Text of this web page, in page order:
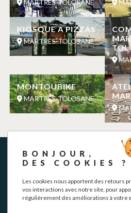
MARTRES-TOLOSANE
KIOSQUE A PIZZAS
MARTRES-TOLOSANE
MONTOUBIKE
MARTRES-TOLOSANE
BONJOUR,
DES COOKIES ?
Les cookies nous apportent des retours
vos interactions avec notre site, pour
régulièrement des améliorations à votre